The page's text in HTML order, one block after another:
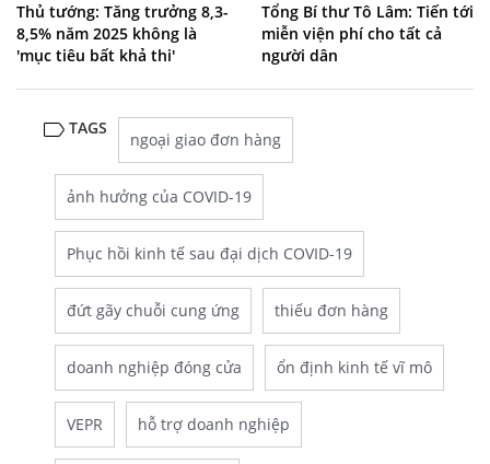
Thủ tướng: Tăng trưởng 8,3-
8,5% năm 2025 không là
'mục tiêu bất khả thi'
Tổng Bí thư Tô Lâm: Tiến tới
miễn viện phí cho tất cả
người dân
TAGS
ngoại giao đơn hàng
ảnh hưởng của COVID-19
Phục hồi kinh tế sau đại dịch COVID-19
đứt gãy chuỗi cung ứng thiếu đơn hàng
doanh nghiệp đóng cửa ổn định kinh tế vĩ mô
VEPR hỗ trợ doanh nghiệp